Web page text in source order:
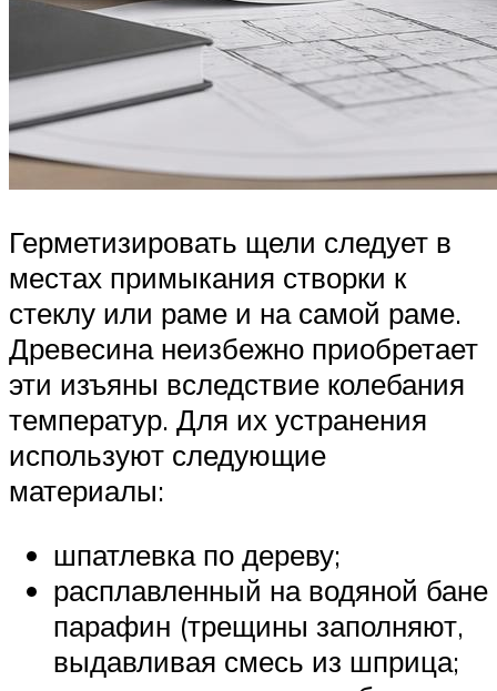
Герметизировать щели следует в
местах примыкания створки к
стеклу или раме и на самой раме.
Древесина неизбежно приобретает
эти изъяны вследствие колебания
температур. Для их устранения
используют следующие
материалы:
шпатлевка по дереву;
расплавленный на водяной бане
парафин (трещины заполняют,
выдавливая смесь из шприца;